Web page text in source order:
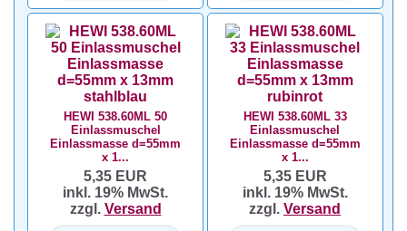
HEWI 538.60ML 50
Einlassmuschel
Einlassmasse d=55mm
x 1...
5,35 EUR
inkl. 19% MwSt.
zzgl. Versand
HEWI 538.60ML 33
Einlassmuschel
Einlassmasse d=55mm
x 1...
5,35 EUR
inkl. 19% MwSt.
zzgl. Versand